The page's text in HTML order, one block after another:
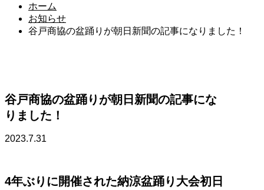
ホーム
お知らせ
谷戸商協の盆踊りが朝日新聞の記事になりました！
谷戸商協の盆踊りが朝日新聞の記事にな
りました！
2023.7.31
4年ぶりに開催された納涼盆踊り大会初日